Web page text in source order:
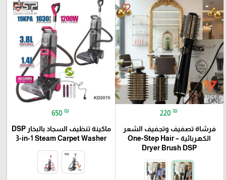
favorite_border
220 ₪
فرشاة تصفيف وتجفيف الشعر
الكهربائية – One-Step Hair
Dryer Brush DSP
favorite_border
650 ₪
ماكينة تنظيف السجاد بالبخار DSP
3-in-1 Steam Carpet Washer